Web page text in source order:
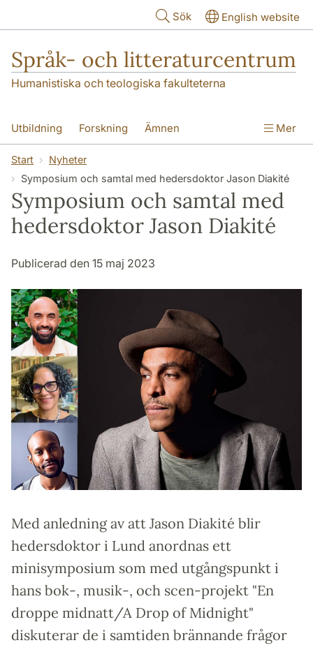
Sök English website
Språk- och litteraturcentrum
Humanistiska och teologiska fakulteterna
Utbildning Forskning Ämnen
SOL-husen Kontakt
översättning till svenska
Mer
Start
Nyheter
Symposium och samtal med hedersdoktor Jason Diakité
Symposium och samtal med
hedersdoktor Jason Diakité
Publicerad den 15 maj 2023
Med anledning av att Jason Diakité blir
hedersdoktor i Lund anordnas ett
minisymposium som med utgångspunkt i
hans bok-, musik-, och scen-projekt "En
droppe midnatt/A Drop of Midnight"
diskuterar de i samtiden brännande frågor